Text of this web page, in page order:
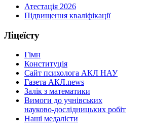
Атестація 2026
Підвищення кваліфікації
Ліцеїсту
Гімн
Конституція
Сайт психолога АКЛ НАУ
Газета АКЛ.news
Залік з математики
Вимоги до учнівських
науково-дослідницьких робіт
Наші медалісти